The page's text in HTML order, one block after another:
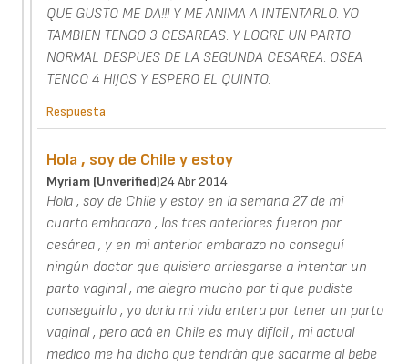
QUE GUSTO ME DA!!! Y ME ANIMA A INTENTARLO. YO
TAMBIEN TENGO 3 CESAREAS. Y LOGRE UN PARTO
NORMAL DESPUES DE LA SEGUNDA CESAREA. OSEA
TENCO 4 HIJOS Y ESPERO EL QUINTO.
Respuesta
Hola , soy de Chile y estoy
Myriam (unverified)24 Abr 2014
Hola , soy de Chile y estoy en la semana 27 de mi
cuarto embarazo , los tres anteriores fueron por
cesárea , y en mi anterior embarazo no conseguí
ningún doctor que quisiera arriesgarse a intentar un
parto vaginal , me alegro mucho por ti que pudiste
conseguirlo , yo daría mi vida entera por tener un parto
vaginal , pero acá en Chile es muy difícil , mi actual
medico me ha dicho que tendrán que sacarme al bebe